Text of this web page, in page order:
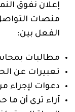
إعلان نفوق
منصات
الفعل بين:
مطالبات
تعبيرات عن
دعوات لإجراء
آراء ترى أن